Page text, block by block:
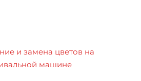
и замена цветов на
машине